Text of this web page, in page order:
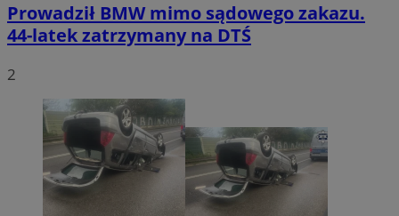
Prowadził BMW mimo sądowego zakazu.
44-latek zatrzymany na DTŚ
2